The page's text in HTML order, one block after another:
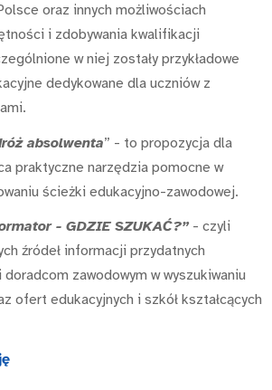
oraz innych możliwościach
i zdobywania kwalifikacji
w niej zostały przykładowe
dedykowane dla uczniów z
absolwenta” - to propozycja dla
praktyczne narzędzia pomocne w
ścieżki edukacyjno-zawodowej.
- GDZIE SZUKAĆ?”- czyli
źródeł informacji przydatnych
zawodowym w wyszukiwaniu
ofert edukacyjnych i szkół kształcących